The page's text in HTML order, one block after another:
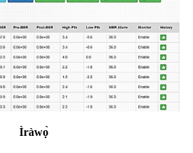
Ìràwọ̀